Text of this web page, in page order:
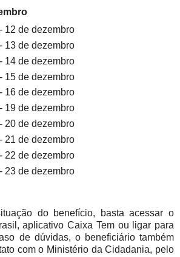
12 de dezembro
13 de dezembro
14 de dezembro
15 de dezembro
16 de dezembro
19 de dezembro
20 de dezembro
21 de dezembro
22 de dezembro
23 de dezembro
do benefício, basta acessar o
aplicativo Caixa Tem ou ligar para
de dúvidas, o beneficiário também
com o Ministério da Cidadania, pelo